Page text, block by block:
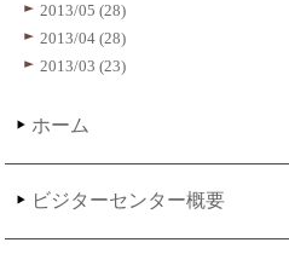
2013/05 (28)
2013/04 (28)
2013/03 (23)
ホーム
ビジターセンター概要